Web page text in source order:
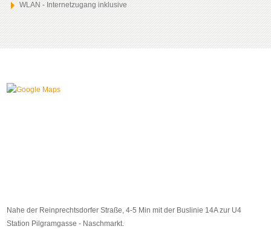
WLAN - Internetzugang inklusive
Nahe der Reinprechtsdorfer Straße, 4-5 Min mit der Buslinie 14A zur U4
Station Pilgramgasse - Naschmarkt.